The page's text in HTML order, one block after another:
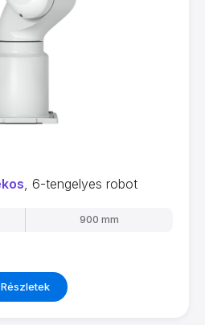
, 6-tengelyes robot
900 mm
Részletek